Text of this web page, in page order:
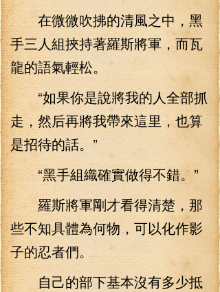
在微微吹拂的清風之中，黑
手三人組挾持著羅斯將軍，而瓦
龍的語氣輕松。
“如果你是說將我的人全部抓
走，然后再將我帶來這里，也算
是招待的話。”
“黑手組織確實做得不錯。”
羅斯將軍剛才看得清楚，那
些不知具體為何物，可以化作影
子的忍者們。
自己的部下基本沒有多少抵